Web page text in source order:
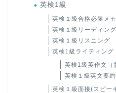
英検1級
英検１級合格必勝メモ
英検１級リーディン
英検１級リスニング
英検1級ライティング
英検1級英作文（
英検１級英文要
英検１級面接(スピー